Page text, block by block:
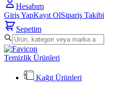
Hesabım
Giriş YapKayıt OlSipariş Takibi
Sepetim
Temizlik Ürünleri
Kağıt Ürünleri